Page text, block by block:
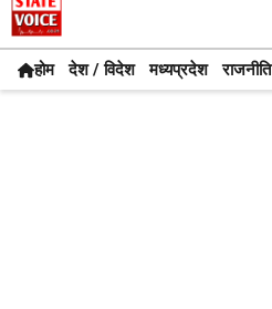
to
content
होम देश / विदेश मध्यप्रदेश राजनीति